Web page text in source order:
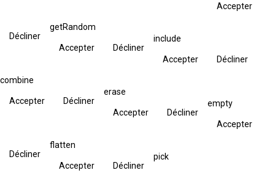
Accepter
Décliner
getRandom
Accepter Décliner
include
Accepter Décliner
combine
Accepter Décliner
erase
Accepter Décliner
empty
Accepter
Décliner
flatten
Accepter Décliner
pick